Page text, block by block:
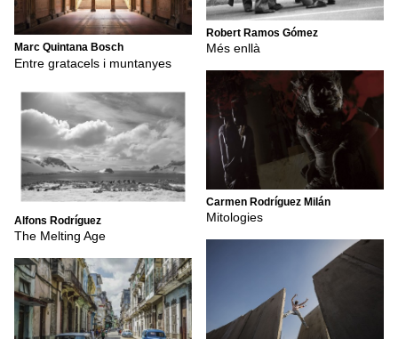
Marc Quintana Bosch
Entre gratacels i muntanyes
Alfons Rodríguez
The Melting Age
Robert Ramos Gómez
Més enllà
Carmen Rodríguez Milán
Mitologies